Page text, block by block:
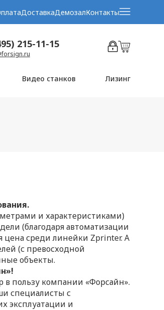
ДоставкаДемозалКонтакты
215-11-15
Видео станков Лизинг
и характеристиками)
(благодаря автоматизации
цена среди линейки Zprinter. А
(с превосходной
объекты.
пользу компании «Форсайн».
специалисты с
эксплуатации и